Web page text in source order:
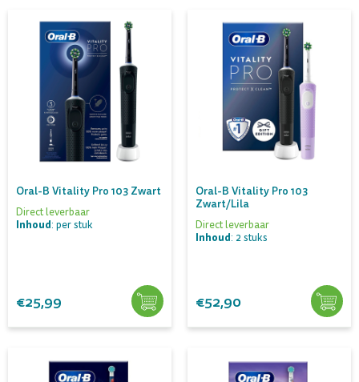
Oral-B Vitality Pro 103 Zwart
Direct leverbaar
Inhoud: per stuk
€25,99
Oral-B Vitality Pro 103
Zwart/lila
Direct leverbaar
Inhoud: 2 stuks
€52,90